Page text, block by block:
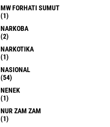
MW FORHATI SUMUT
(1)
NARKOBA
(2)
NARKOTIKA
(1)
NASIONAL
(54)
NENEK
(1)
NUR ZAM ZAM
(1)